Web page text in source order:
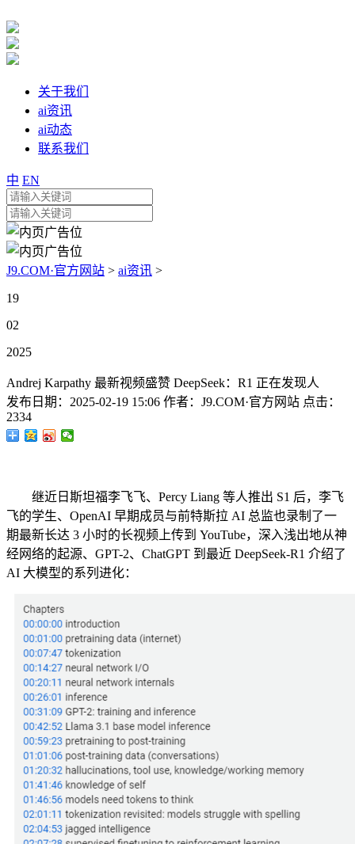
关于我们
ai资讯
ai动态
联系我们
中 EN
J9.COM·官方网站 > ai资讯 >
19
02
2025
Andrej Karpathy 最新视频盛赞 DeepSeek：R1 正在发现人
发布日期： 2025-02-19 15:06 作者： J9.COM·官方网站 点击：
2334
继近日斯坦福李飞飞、Percy Liang 等人推出 S1 后，李飞
飞的学生、OpenAI 早期成员与前特斯拉 AI 总监也录制了一
期最新长达 3 小时的长视频上传到 YouTube，深入浅出地从神
经网络的起源、GPT-2、ChatGPT 到最近 DeepSeek-R1 介绍了
AI 大模型的系列进化：